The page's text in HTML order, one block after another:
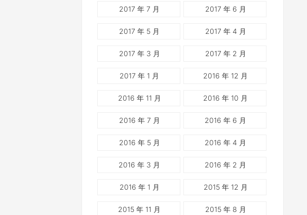
2017 年 7 月 2017 年 6 月
2017 年 5 月 2017 年 4 月
2017 年 3 月 2017 年 2 月
2017 年 1 月 2016 年 12 月
2016 年 11 月 2016 年 10 月
2016 年 7 月 2016 年 6 月
2016 年 5 月 2016 年 4 月
2016 年 3 月 2016 年 2 月
2016 年 1 月 2015 年 12 月
2015 年 11 月 2015 年 8 月